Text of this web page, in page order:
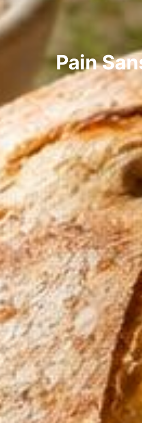
Pain